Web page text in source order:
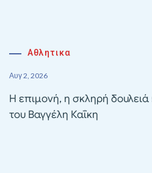
Αθλητικα
Αυγ 2, 2026
Η επιμονή, η σκληρή δουλειά
του Βαγγέλη Καΐκη